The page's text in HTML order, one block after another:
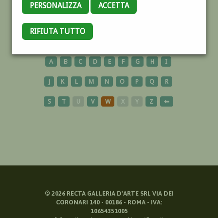
PERSONALIZZA ACCETTA
RIFIUTA TUTTO
IMPERIA
A B C D E F G H I
J K L M N O P Q R
S T U V W X Y Z ⬅
© 2026RECTA GALLERIA D'ARTE SRL VIA DEI
CORONARI 140 - 00186 - ROMA - IVA:
10654351005